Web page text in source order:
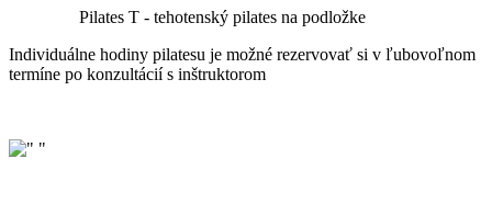
Pilates T - tehotenský pilates na podložke
Individuálne hodiny pilatesu je možné rezervovať si v ľubovoľnom
termíne po konzultácií s inštruktorom